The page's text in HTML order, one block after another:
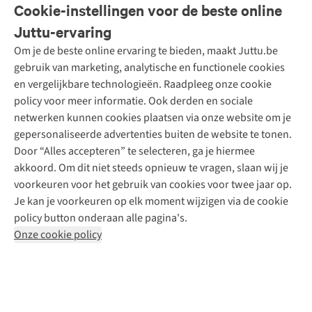
Cookie-instellingen voor de beste online
Juttu-ervaring
Om je de beste online ervaring te bieden, maakt Juttu.be
gebruik van marketing, analytische en functionele cookies
en vergelijkbare technologieën. Raadpleeg onze cookie
policy voor meer informatie. Ook derden en sociale
netwerken kunnen cookies plaatsen via onze website om je
gepersonaliseerde advertenties buiten de website te tonen.
Door “Alles accepteren” te selecteren, ga je hiermee
akkoord. Om dit niet steeds opnieuw te vragen, slaan wij je
voorkeuren voor het gebruik van cookies voor twee jaar op.
Je kan je voorkeuren op elk moment wijzigen via de cookie
policy button onderaan alle pagina's.
Onze cookie policy
Bestellen
Betalen
10% studentenkorting
Klarna - achteraf betalen
Levering
Retourneren
Bestelling herroepen
Garantie
Contact
Onze diensten
Tweedehands - ReJUsed
Kledingatelier
Personal shopping
Textielbox
Events / workshops
Juttu
Over ons
Juttu Friends
Inspiratie
Werken bij Juttu
Onze winkels
De wereld van Juttu
Verantwoord ondernemen
Toegankelijkheidsverklaring
Merken
Nathalie Vleeschouwer
Selected dames
HKLiving
Dickies
Sessùn
Strom
O My Bag
Revolution
Meld je aan voor de nieuwsbrief
Follow us